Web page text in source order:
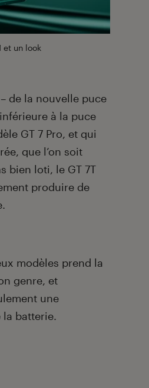
et un look
de la nouvelle puce
à la puce
GT 7 Pro, et qui
que l’on soit
bien loti, le GT 7T
produire de
modèles prend la
genre, et
une
la batterie.